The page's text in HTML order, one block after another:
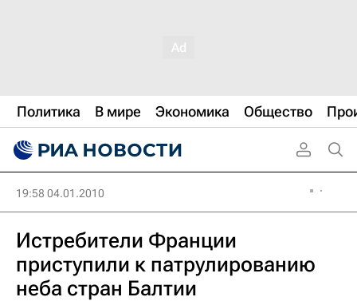
Политика В мире Экономика Общество
19:58 04.01.2010
Истребители Франции
приступили к патрулированию
неба стран Балтии